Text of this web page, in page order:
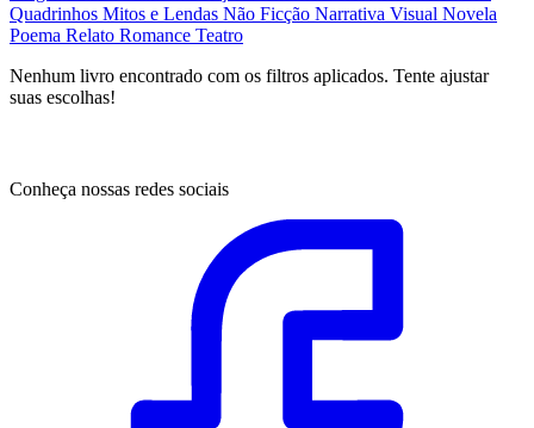
Quadrinhos Mitos e Lendas Não Ficção Narrativa Visual Novela
Poema Relato Romance Teatro
Nenhum livro encontrado com os filtros aplicados. Tente ajustar
suas escolhas!
Conheça nossas redes sociais